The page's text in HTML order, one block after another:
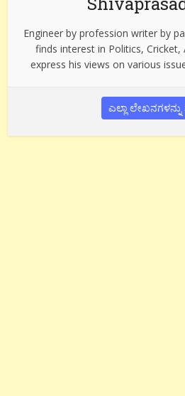
Engineer by profession writer by
finds interest in Politics,
express his views on various
ಎಲ್ಲಾ